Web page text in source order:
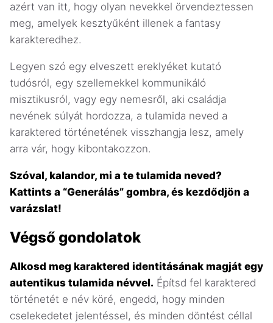
azért van itt, hogy olyan nevekkel örvendeztessen
meg, amelyek kesztyűként illenek a fantasy
karakteredhez.
Legyen szó egy elveszett ereklyéket kutató
tudósról, egy szellemekkel kommunikáló
misztikusról, vagy egy nemesről, aki családja
nevének súlyát hordozza, a tulamida neved a
karaktered történetének visszhangja lesz, amely
arra vár, hogy kibontakozzon.
Szóval, kalandor, mi a te tulamida neved?
Kattints a “Generálás” gombra, és kezdődjön a
varázslat!
Végső gondolatok
Alkosd meg karaktered identitásának magját egy
autentikus tulamida névvel. Építsd fel karaktered
történetét e név köré, engedd, hogy minden
cselekedetet jelentéssel, és minden döntést céllal